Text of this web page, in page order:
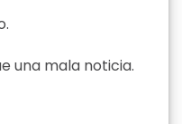
una mala noticia.